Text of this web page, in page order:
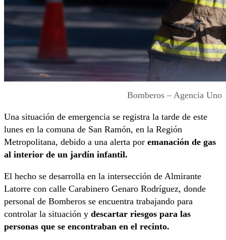
Bomberos – Agencia Uno
Una situación de emergencia se registra la tarde de este
lunes en la comuna de San Ramón, en la Región
Metropolitana, debido a una alerta por emanación de gas
al interior de un jardín infantil.
El hecho se desarrolla en la intersección de Almirante
Latorre con calle Carabinero Genaro Rodríguez, donde
personal de Bomberos se encuentra trabajando para
controlar la situación y descartar riesgos para las
personas que se encontraban en el recinto.